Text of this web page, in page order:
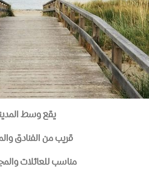
يقع وسط
قريب من الفنادق
مناسب للعائلات